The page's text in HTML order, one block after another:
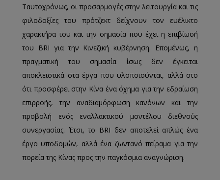
Ταυτοχρόνως, οι προσαρμογές στην λειτουργία και τις
φιλοδοξίες του πρότζεκτ δείχνουν τον ευέλικτο
χαρακτήρα του και την σημασία που έχει η επιβίωσή
του BRI για την Κινεζική κυβέρνηση. Επομένως, η
πραγματική του σημασία ίσως δεν έγκειται
αποκλειστικά στα έργα που υλοποιούνται, αλλά στο
ότι προσφέρει στην Κίνα ένα όχημα για την εδραίωση
επιρροής, την αναδιαμόρφωση κανόνων και την
προβολή ενός εναλλακτικού μοντέλου διεθνούς
συνεργασίας. Έτσι, το BRI δεν αποτελεί απλώς ένα
έργο υποδομών, αλλά ένα ζωντανό πείραμα για την
πορεία της Κίνας προς την παγκόσμια αναγνώριση.